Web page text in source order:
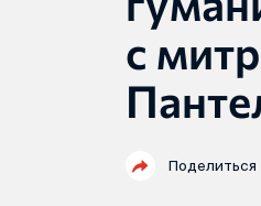
с
Поделиться